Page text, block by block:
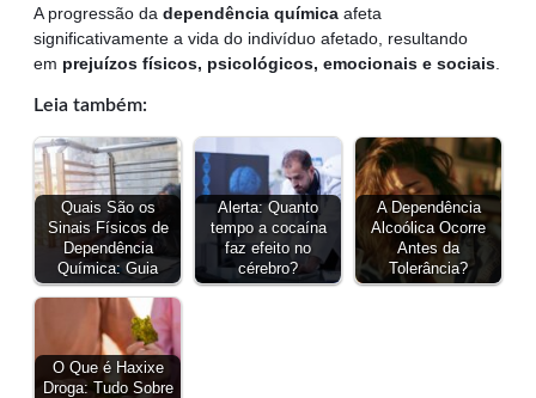
A progressão da dependência química afeta
significativamente a vida do indivíduo afetado, resultando
em prejuízos físicos, psicológicos, emocionais e sociais.
Leia também:
Quais São os
Sinais Físicos de
Dependência
Química: Guia
Alerta: Quanto
tempo a cocaína
faz efeito no
cérebro?
A Dependência
Alcoólica Ocorre
Antes da
Tolerância?
O Que é Haxixe
Droga: Tudo Sobre